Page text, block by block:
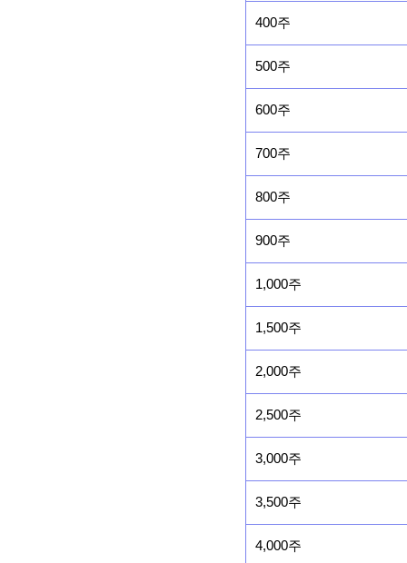
400주
500주
600주
700주
800주
900주
1,000주
1,500주
2,000주
2,500주
3,000주
3,500주
4,000주